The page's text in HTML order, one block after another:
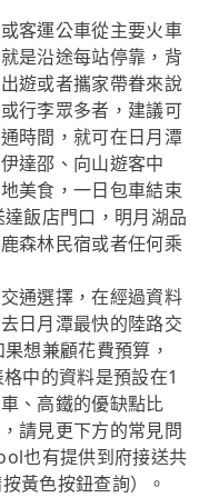
客運公車從主要火車
是沿途每站停靠，背
遊或者攜家帶眷來說
行李眾多者，建議可
時間，就可在日月潭
達邵、向山遊客中
美食，一日包車結束
飯店門口，明月湖品
森林民宿或者任何乘
通選擇，在經過資料
日月潭最快的陸路交
想兼顧花費預算，
中的資料是預設在1
、高鐵的優缺點比
請見更下方的常見問
也有提供到府接送共
黃色按鈕查詢）。